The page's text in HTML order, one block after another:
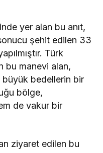
yer alan bu anıt,
şehit edilen 33
Türk
bu manevi alan,
büyük bedellerin bir
bölge,
de vakur bir
ziyaret edilen bu